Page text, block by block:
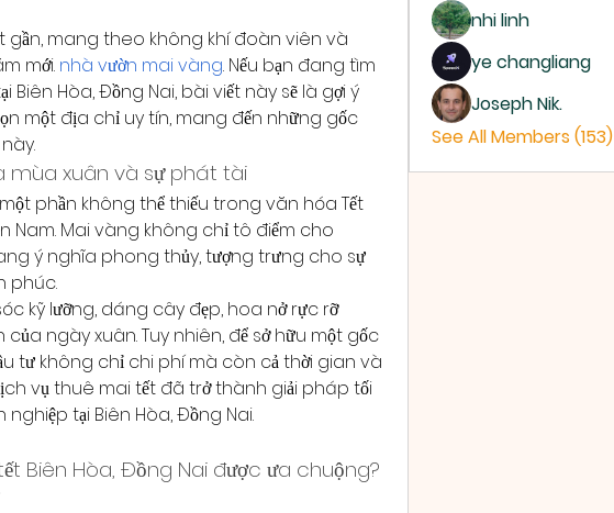
gần, mang theo không khí đoàn viên và
mới. nhà vườn mai vàng. Nếu bạn đang tìm
Biên Hòa, Đồng Nai, bài viết này sẽ là gợi ý
một địa chỉ uy tín, mang đến những gốc
mùa xuân và sự phát tài
phần không thể thiếu trong văn hóa Tết
Nam. Mai vàng không chỉ tô điểm cho
ý nghĩa phong thủy, tượng trưng cho sự
phúc.
kỹ lưỡng, dáng cây đẹp, hoa nở rực rỡ
ngày xuân. Tuy nhiên, để sở hữu một gốc
tư không chỉ chi phí mà còn cả thời gian và
vụ thuê mai tết đã trở thành giải pháp tối
tại Biên Hòa, Đồng Nai.
Biên Hòa, Đồng Nai được ưa chuộng?
nhi linh
ye changliang
Joseph Nik.
See All Members (153)